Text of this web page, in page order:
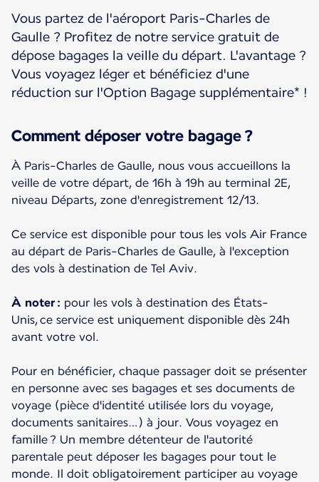
Vous partez de l'aéroport Paris-Charles de
Gaulle ? Profitez de notre service gratuit de
dépose bagages la veille du départ. L'avantage ?
Vous voyagez léger et bénéficiez d'une
réduction sur l'Option Bagage supplémentaire* !
Comment déposer votre bagage ?
À Paris-Charles de Gaulle, nous vous accueillons la
veille de votre départ, de 16h à 19h au terminal 2E,
niveau Départs, zone d'enregistrement 12/13.
Ce service est disponible pour tous les vols Air France
au départ de Paris-Charles de Gaulle, à l'exception
des vols à destination de Tel Aviv.
À noter : pour les vols à destination des États-
Unis, ce service est uniquement disponible dès 24h
avant votre vol.
Pour en bénéficier, chaque passager doit se présenter
en personne avec ses bagages et ses documents de
voyage (pièce d'identité utilisée lors du voyage,
documents sanitaires…) à jour. Vous voyagez en
famille ? Un membre détenteur de l'autorité
parentale peut déposer les bagages pour tout le
monde. Il doit obligatoirement participer au voyage